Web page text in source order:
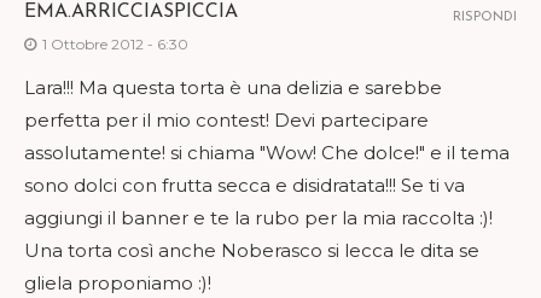
EMA.ARRICCIASPICCIA
1 Ottobre 2012 - 6:30
Lara!!! Ma questa torta è una delizia e sarebbe
perfetta per il mio contest! Devi partecipare
assolutamente! si chiama "Wow! Che dolce!" e il tema
sono dolci con frutta secca e disidratata!!! Se ti va
aggiungi il banner e te la rubo per la mia raccolta :)!
Una torta così anche Noberasco si lecca le dita se
gliela proponiamo :)!
RISPONDI